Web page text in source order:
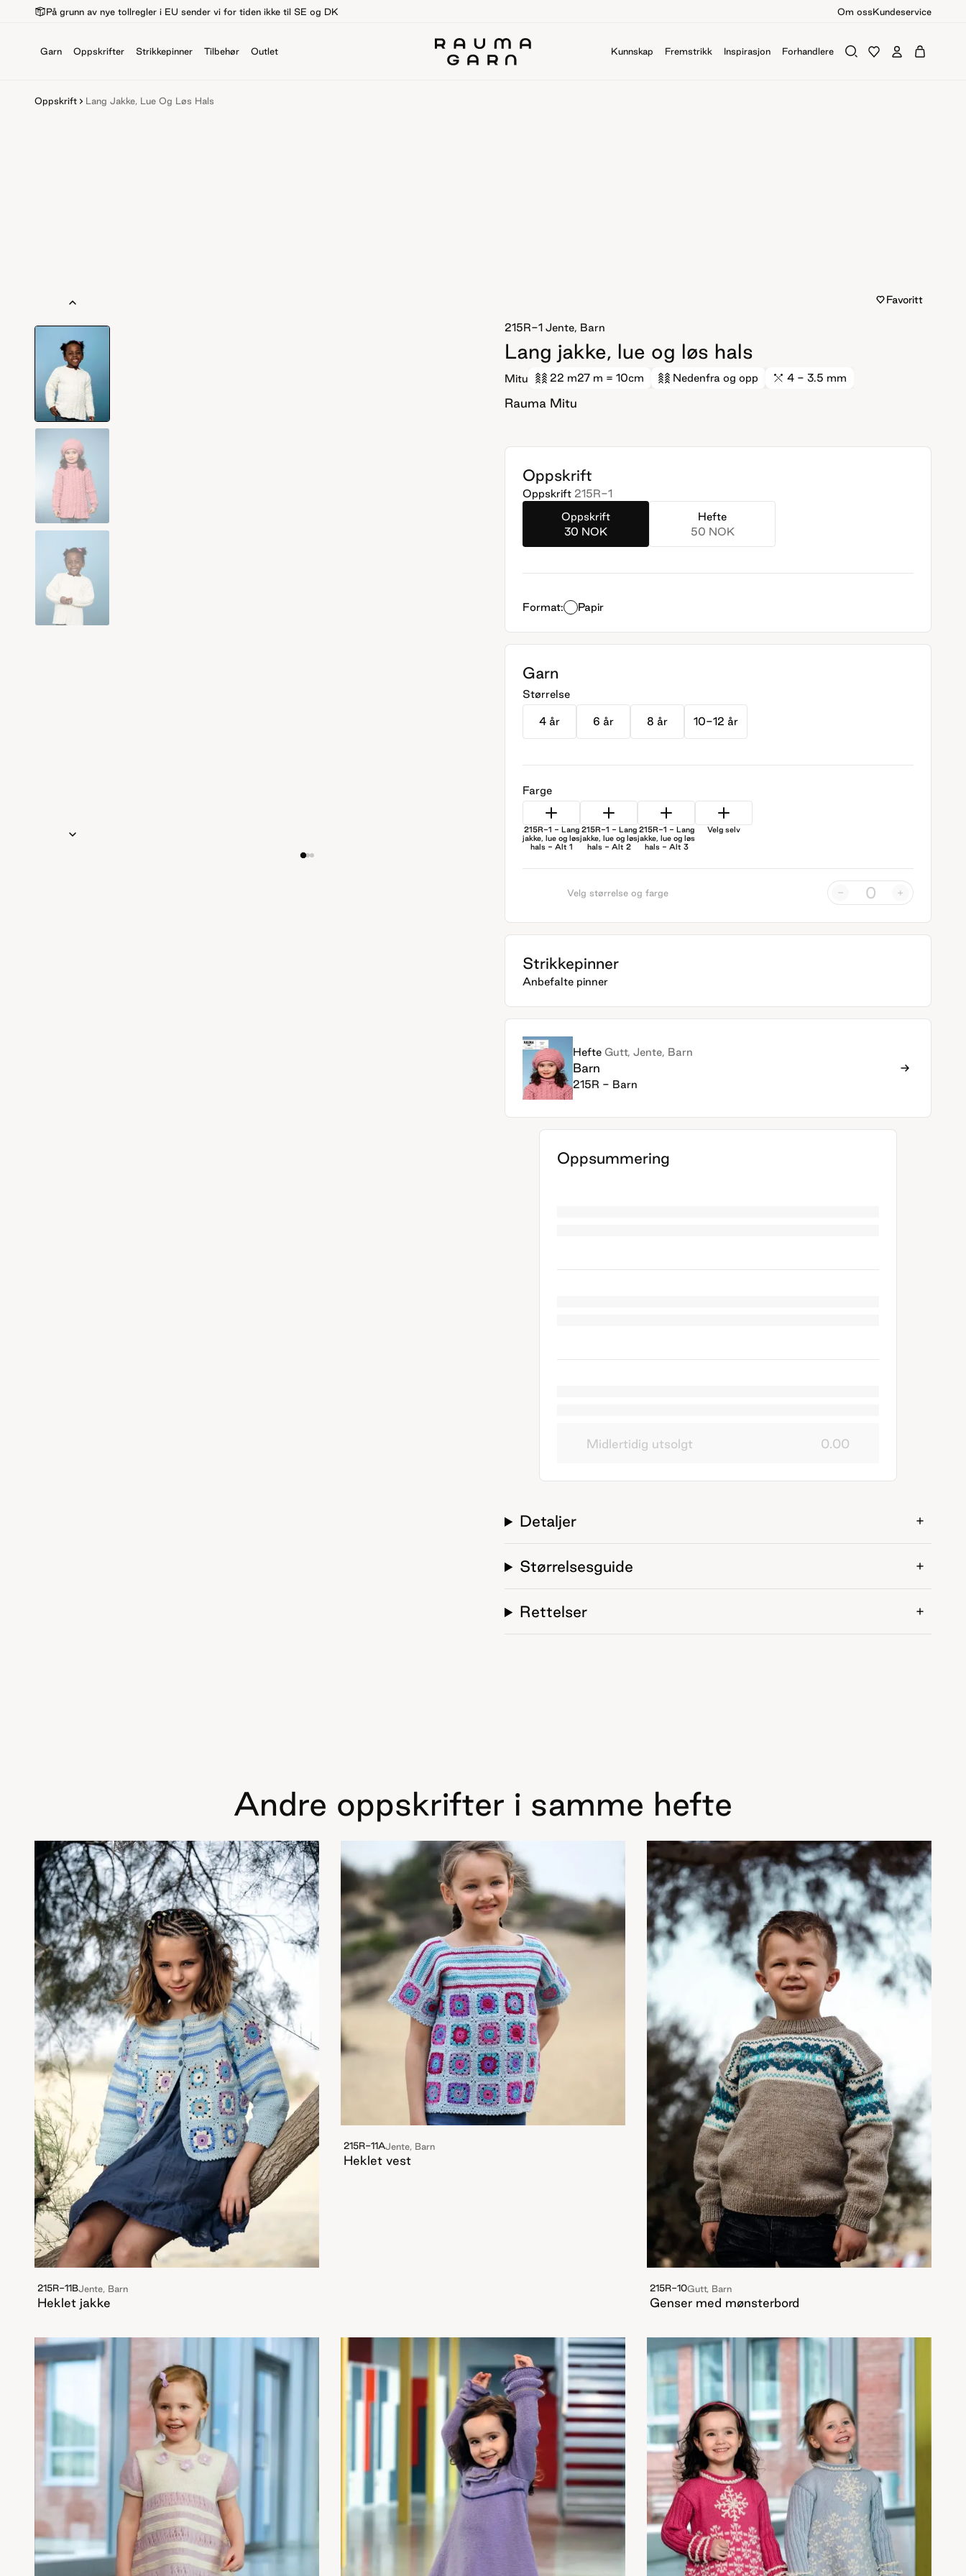
På grunn av nye tollregler i EU sender vi for tiden ikke til SE og DK Om ossKundeservice
Garn Oppskrifter Strikkepinner Tilbehør Outlet Kunnskap Fremstrikk Inspirasjon Forhandlere
Oppskrift Lang Jakke, Lue Og Løs Hals
Favoritt
215R-1 Jente, Barn
Lang jakke, lue og løs hals
Mitu 22 m27 m = 10cm Nedenfra og opp 4 - 3.5 mm
Rauma Mitu
Oppskrift
Oppskrift 215R-1
Oppskrift
30 NOK
Hefte
50 NOK
Format: Papir
Garn
Størrelse
4 år 6 år 8 år 10-12 år
Farge
215R-1 - Lang
jakke, lue og løs
hals - Alt 1
215R-1 - Lang
jakke, lue og løs
hals - Alt 2
215R-1 - Lang
jakke, lue og løs
hals - Alt 3
Velg selv
Velg størrelse og farge - +
Strikkepinner
Anbefalte pinner
Hefte Gutt, Jente, Barn
Barn
215R - Barn
Oppsummering
Midlertidig utsolgt 0.00
Detaljer
Størrelsesguide
Rettelser
Andre oppskrifter i samme hefte
215R-11BJente, Barn
Heklet jakke
215R-11AJente, Barn
Heklet vest
215R-10Gutt, Barn
Genser med mønsterbord